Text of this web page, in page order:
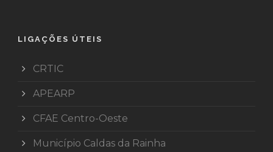
LIGAÇÕES ÚTEIS
CRTIC
APEARP
CFAE Centro-Oeste
Município Caldas da Rainha